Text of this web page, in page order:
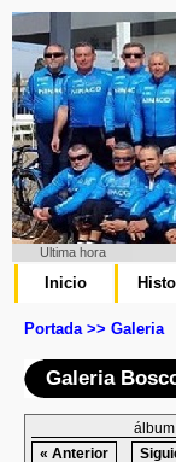
Ultima hora
Inicio
Portada >> Galeria
Galeria
« Anterior